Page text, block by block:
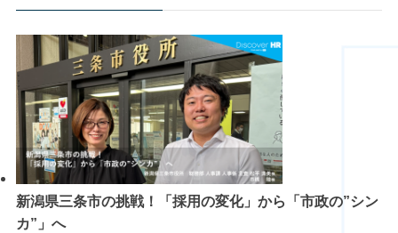
新潟県三条市の挑戦！「採用の変化」から「市政の”シン
カ”」へ